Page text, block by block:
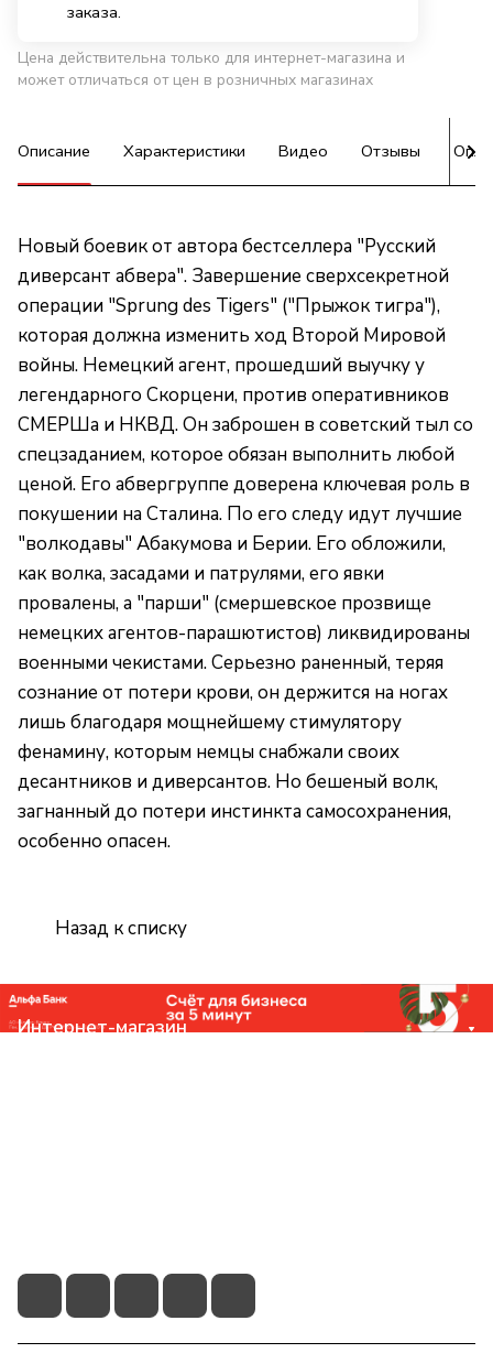
заказа.
Цена действительна только для интернет-магазина и
может отличаться от цен в розничных магазинах
Описание Характеристики Видео Отзывы
Новый боевик от автора бестселлера "Русский
диверсант абвера". Завершение сверхсекретной
операции "Sprung des Tigers" ("Прыжок тигра"),
которая должна изменить ход Второй Мировой
войны. Немецкий агент, прошедший выучку у
легендарного Скорцени, против оперативников
СМЕРШа и НКВД. Он заброшен в советский тыл со
спецзаданием, которое обязан выполнить любой
ценой. Его абвергруппе доверена ключевая роль в
покушении на Сталина. По его следу идут лучшие
"волкодавы" Абакумова и Берии. Его обложили,
как волка, засадами и патрулями, его явки
провалены, а "парши" (смершевское прозвище
немецких агентов-парашютистов) ликвидированы
военными чекистами. Серьезно раненный, теряя
сознание от потери крови, он держится на ногах
лишь благодаря мощнейшему стимулятору
фенамину, которым немцы снабжали своих
десантников и диверсантов. Но бешеный волк,
загнанный до потери инстинкта самосохранения,
особенно опасен.
Назад к списку
Интернет-магазин